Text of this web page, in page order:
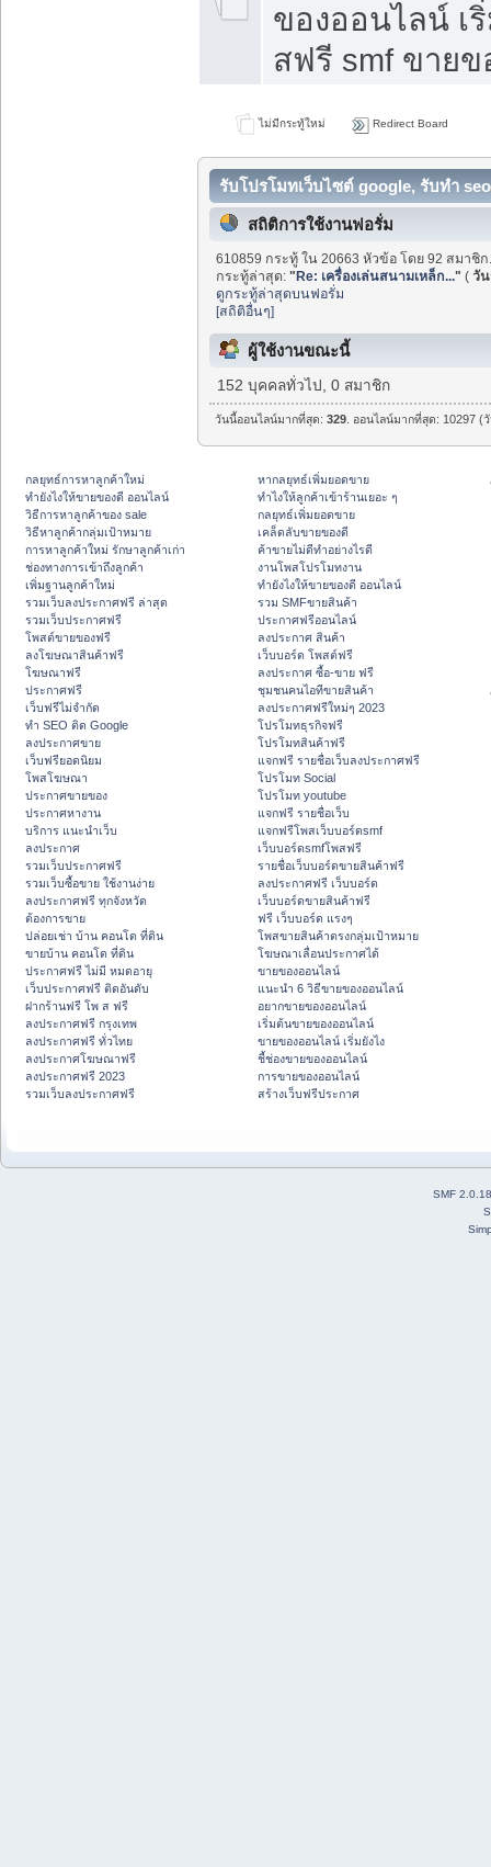
ของออนไลน์ เ
สฟรี smf ขาย
ไม่มีกระทู้ใหม่ Redirect Board
รับโปรโมทเว็บไซต์ google, รับทำ
สถิติการใช้งานฟอรั่ม
610859 กระทู้ ใน 20663 หัวข้อ โดย 92 สมาชิ
กระทู้ล่าสุด:"Re: เครื่องเล่นสนามเหล็ก..." (วั
ดูกระทู้ล่าสุดบนฟอรั่ม
[สถิติอื่นๆ]
ผู้ใช้งานขณะนี้
152 บุคคลทั่วไป, 0 สมาชิก
วันนี้ออนไลน์มากที่สุด:329 . ออนไลน์มากที่สุด: 10297
กลยุทธ์การหาลูกค้าใหม่
ทํายังไงให้ขายของดี ออนไลน์
วิธีการหาลูกค้าของ sale
วิธีหาลูกค้ากลุ่มเป้าหมาย
การหาลูกค้าใหม่ รักษาลูกค้าเก่า
ช่องทางการเข้าถึงลูกค้า
เพิ่มฐานลูกค้าใหม่
รวมเว็บลงประกาศฟรี ล่าสุด
รวมเว็บประกาศฟรี
โพสต์ขายของฟรี
ลงโฆษณาสินค้าฟรี
โฆษณาฟรี
ประกาศฟรี
เว็บฟรีไม่จำกัด
ทำ SEO ติด Google
ลงประกาศขาย
เว็บฟรียอดนิยม
โพสโฆษณา
ประกาศขายของ
ประกาศหางาน
บริการ แนะนำเว็บ
ลงประกาศ
รวมเว็บประกาศฟรี
รวมเว็บซื้อขาย ใช้งานง่าย
ลงประกาศฟรี ทุกจังหวัด
ต้องการขาย
ปล่อยเช่า บ้าน คอนโด ที่ดิน
ขายบ้าน คอนโด ที่ดิน
ประกาศฟรี ไม่มี หมดอายุ
เว็บประกาศฟรี ติดอันดับ
ฝากร้านฟรี โพ ส ฟรี
ลงประกาศฟรี กรุงเทพ
ลงประกาศฟรี ทั่วไทย
ลงประกาศโฆษณาฟรี
ลงประกาศฟรี 2023
รวมเว็บลงประกาศฟรี
หากลยุทธ์เพิ่มยอดขาย
ทําไงให้ลูกค้าเข้าร้านเยอะ ๆ
กลยุทธ์เพิ่มยอดขาย
เคล็ดลับขายของดี
ค้าขายไม่ดีทำอย่างไรดี
งานโพสโปรโมทงาน
ทํายังไงให้ขายของดี ออนไลน์
รวม SMFขายสินค้า
ประกาศฟรีออนไลน์
ลงประกาศ สินค้า
เว็บบอร์ด โพสต์ฟรี
ลงประกาศ ซื้อ-ขาย ฟรี
ชุมชนคนไอทีขายสินค้า
ลงประกาศฟรีใหม่ๆ 2023
โปรโมทธุรกิจฟรี
โปรโมทสินค้าฟรี
แจกฟรี รายชื่อเว็บลงประกาศฟรี
โปรโมท Social
โปรโมท youtube
แจกฟรี รายชื่อเว็บ
แจกฟรีโพสเว็บบอร์ดsmf
เว็บบอร์ดsmfโพสฟรี
รายชื่อเว็บบอร์ดขายสินค้าฟรี
ลงประกาศฟรี เว็บบอร์ด
เว็บบอร์ดขายสินค้าฟรี
ฟรี เว็บบอร์ด แรงๆ
โพสขายสินค้าตรงกลุ่มเป้าหมาย
โฆษณาเลื่อนประกาศได้
ขายของออนไลน์
แนะนำ 6 วิธีขายของออนไลน์
อยากขายของออนไลน์
เริ่มต้นขายของออนไลน์
ขายของออนไลน์ เริ่มยังไง
ชี้ช่องขายของออนไลน์
การขายของออนไลน์
สร้างเว็บฟรีประกาศ
SMF 2.0.18